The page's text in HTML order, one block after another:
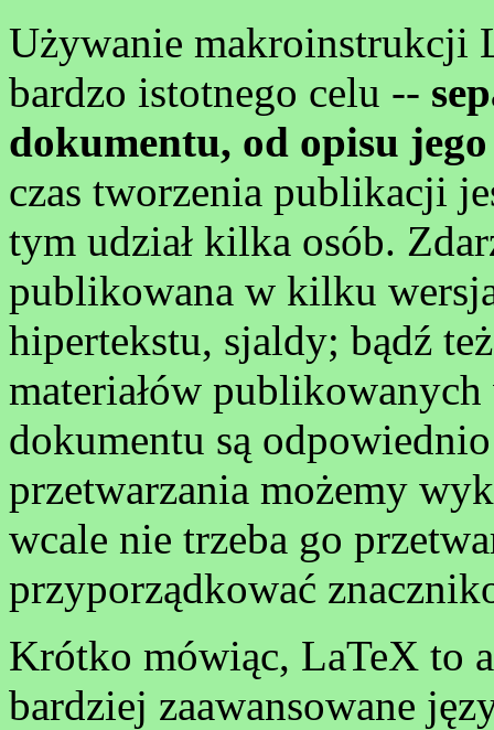
Używanie makroinstrukcji
bardzo istotnego celu --
dokumentu, od opisu
czas tworzenia publikacji
tym udział kilka osób.
publikowana w kilku
hipertekstu, sjaldy; bądź
materiałów
dokumentu są
przetwarzania możemy
wcale nie trzeba go
przyporządkować
Krótko mówiąc, LaTeX to
bardziej zaawansowane